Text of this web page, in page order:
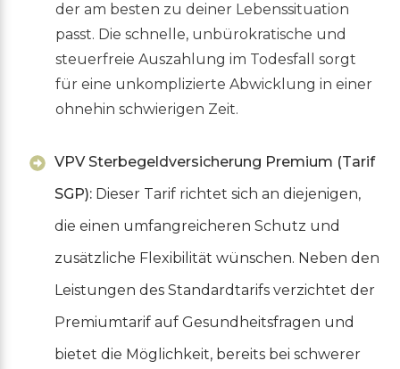
der am besten zu deiner Lebenssituation
passt. Die schnelle, unbürokratische und
steuerfreie Auszahlung im Todesfall sorgt
für eine unkomplizierte Abwicklung in einer
ohnehin schwierigen Zeit.
VPV Sterbegeldversicherung Premium (Tarif
SGP): Dieser Tarif richtet sich an diejenigen,
die einen umfangreicheren Schutz und
zusätzliche Flexibilität wünschen. Neben den
Leistungen des Standardtarifs verzichtet der
Premiumtarif auf Gesundheitsfragen und
bietet die Möglichkeit, bereits bei schwerer